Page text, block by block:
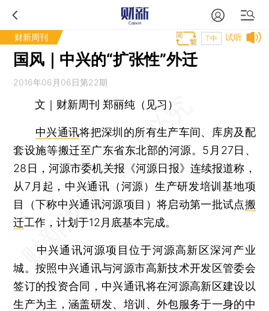
财新周刊 试听
T中
国风｜中兴的“扩张性”外迁
2016年06月06日第22期
文｜财新周刊 郑丽纯（见习）
中兴通讯将把深圳的所有生产车间、库房及配
套设施等搬迁至广东省东北部的河源。5月27日、
28日，河源市委机关报《河源日报》连续报道称，
从7月起，中兴通讯（河源）生产研发培训基地项
目（下称中兴通讯河源项目）将启动第一批试点搬
迁工作，计划于12月底基本完成。
中兴通讯河源项目位于河源高新区深河产业
城。按照中兴通讯与河源市高新技术开发区管委会
签订的投资合同，中兴通讯将在河源高新区建设以
生产为主，涵盖研发、培训、外包服务于一身的中